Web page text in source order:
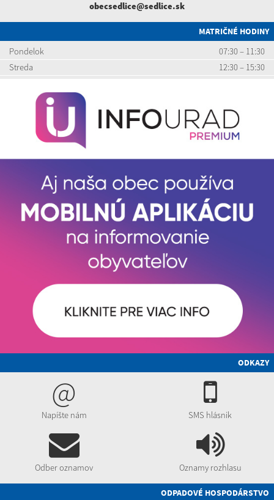
obecsedlice@sedlice.sk
MATRIČNÉ HODINY
Pondelok
07:30 – 11:30
Streda
12:30 – 15:30
ODKAZY
@
Napíšte nám SMS hlásnik
Odber oznamov Oznamy rozhlasu
ODPADOVÉ HOSPODÁRSTVO